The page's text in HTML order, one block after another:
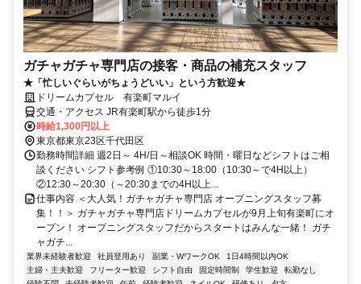
ガチャガチャ専門店の接客・商品の補充スタッフ
★「忙しいぐらいがちょうどいい」という方歓迎★
ドリームカプセル 有楽町マルイ
交通・アクセス JR有楽町駅から徒歩1分
時給1,300円以上
東京都東京23区千代田区
勤務時間詳細 週2日～ 4H/日～相談OK 時間・曜日などシフトはご相
談ください シフト参考例 ①10:30～18:00（10:30～で4H以上）
②12:30～20:30（～20:30までの4H以上...
仕事内容 ＜大人気！ガチャガチャ専門店 オープニングスタッフ募
集！！＞ ガチャガチャ専門店ドリームカプセルが9月上旬有楽町にオ
ープン！ オープニングスタッフだからスタートはみんな一緒！ ガチ
ャガチ...
業界未経験者歓迎 社員登用あり 副業・WワークOK
1日4時間以内OK
主婦・主夫歓迎
フリーター歓迎 シフト自由 固定時間制 学生歓迎
転勤なし